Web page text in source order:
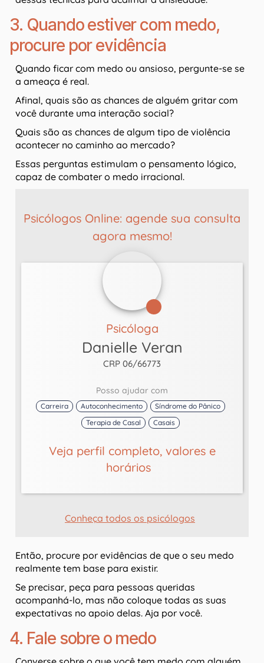
3. Quando estiver com medo,
procure por evidência
Quando ficar com medo ou ansioso, pergunte-se se
a ameaça é real.
Afinal, quais são as chances de alguém gritar com
você durante uma interação social?
Quais são as chances de algum tipo de violência
acontecer no caminho ao mercado?
Essas perguntas estimulam o pensamento lógico,
capaz de combater o medo irracional.
Psicólogos Online: agende sua consulta
agora mesmo!
Psicóloga
Danielle Veran
CRP 06/66773
Posso ajudar com
Carreira Autoconhecimento
Síndrome do Pânico
Terapia de Casal
Casais
Veja perfil completo, valores e
horários
Conheça todos os psicólogos
Então, procure por evidências de que o seu medo
realmente tem base para existir.
Se precisar, peça para pessoas queridas
acompanhá-lo, mas não coloque todas as suas
expectativas no apoio delas. Aja por você.
4. Fale sobre o medo